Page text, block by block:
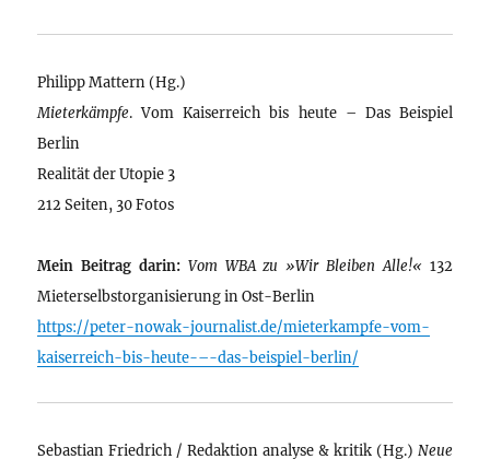
Philipp Mattern (Hg.)
Mieterkämpfe. Vom Kaiserreich bis heute – Das Beispiel
Berlin
Realität der Utopie 3
212 Seiten, 30 Fotos
Mein Beitrag darin: Vom WBA zu »Wir Bleiben Alle!« 132
Mieterselbstorganisierung in Ost-Berlin
https://peter-nowak-journalist.de/mieterkampfe-vom-
kaiserreich-bis-heute-–-das-beispiel-berlin/
Sebastian Friedrich / Redaktion analyse & kritik (Hg.) Neue